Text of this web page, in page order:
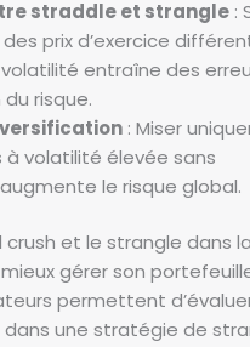
straddle et strangle :
prix d’exercice
entraîne des
risque.
: Miser
volatilité élevée sans
le risque global.
crush et le strangle dans
gérer son
permettent
dans une stratégie de